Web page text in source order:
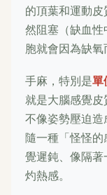
的頂葉和運動
然阻塞（缺血
胞就會因為缺氧
手麻，特別是單
就是大腦感覺
不像姿勢壓迫
隨一種「怪怪
覺遲鈍、像隔著
灼熱感。